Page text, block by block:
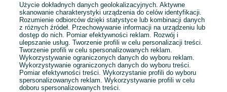
E-mail
Hasło
Użycie dokładnych danych geolokalizacyjnych. Aktywne
skanowanie charakterystyki urządzenia do celów identyfikacji.
Rozumienie odbiorców dzięki statystyce lub kombinacji danych
z różnych źródeł. Przechowywanie informacji na urządzeniu lub
dostęp do nich. Pomiar efektywności reklam. Rozwój i
ulepszanie usług. Tworzenie profili w celu personalizacji treści.
Tworzenie profili w celu spersonalizowanych reklam.
Wykorzystywanie ograniczonych danych do wyboru reklam.
Wykorzystywanie ograniczonych danych do wyboru treści.
Pomiar efektywności treści. Wykorzystanie profili do wyboru
spersonalizowanych reklam. Wykorzystywanie profili w celu
doboru spersonalizowanych treści.